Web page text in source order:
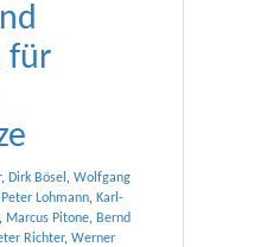
für
, Dirk Bösel , Wolfgang
Peter Lohmann, Karl-
, Marcus Pitone, Bernd
Richter, Werner